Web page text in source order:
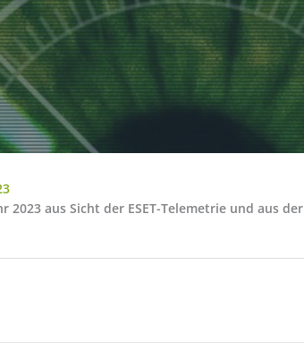
aus Sicht der ESET-Telemetrie und aus